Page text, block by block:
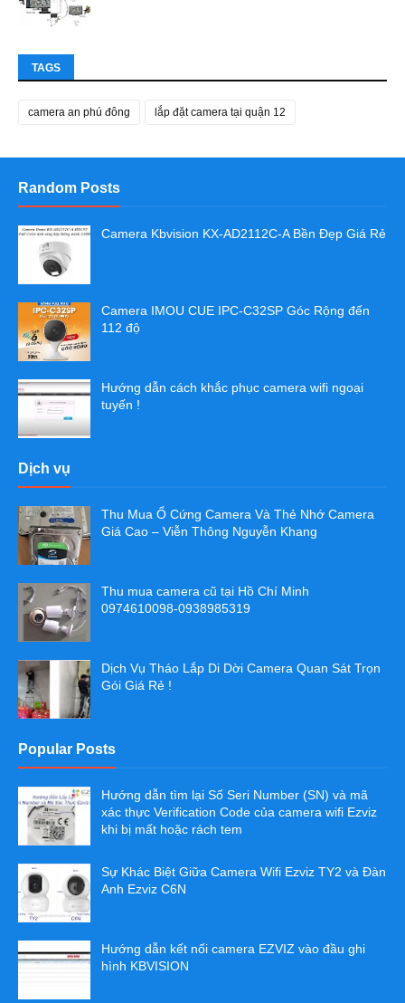
TAGS
camera an phú đông lắp đặt camera tại quận 12
Random Posts
Camera Kbvision KX-AD2112C-A Bền Đẹp Giá Rẻ
Camera IMOU CUE IPC-C32SP Góc Rộng đến
112 độ
Hướng dẫn cách khắc phục camera wifi ngoại
tuyến !
Dịch vụ
Thu Mua Ổ Cứng Camera Và Thẻ Nhớ Camera
Giá Cao – Viễn Thông Nguyễn Khang
Thu mua camera cũ tại Hồ Chí Minh
0974610098-0938985319
Dịch Vụ Tháo Lắp Di Dời Camera Quan Sát Trọn
Gói Giá Rẻ !
Popular Posts
Hướng dẫn tìm lại Số Seri Number (SN) và mã
xác thực Verification Code của camera wifi Ezviz
khi bị mất hoặc rách tem
Sự Khác Biệt Giữa Camera Wifi Ezviz TY2 và Đàn
Anh Ezviz C6N
Hướng dẫn kết nối camera EZVIZ vào đầu ghi
hình KBVISION